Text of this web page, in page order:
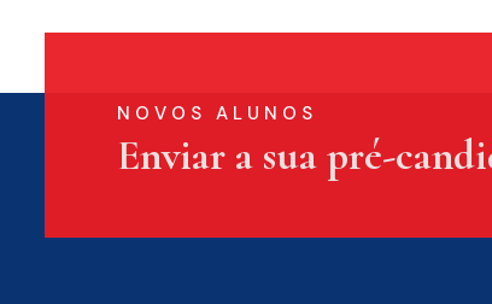
NOVOS ALUNOS
Enviar a sua pré-